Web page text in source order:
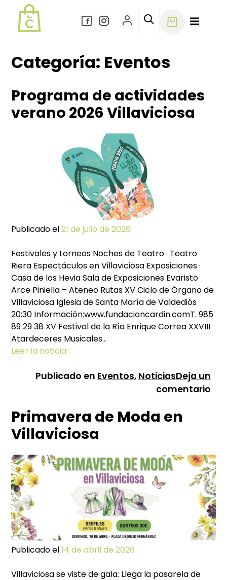
contenido
Categoría: Eventos
Programa de actividades
verano 2026 Villaviciosa
Publicado el21 de julio de 2026
Festivales y torneos Noches de Teatro · Teatro
Riera Espectáculos en Villaviciosa Exposiciones ·
Casa de los Hevia Sala de Exposiciones Evaristo
Arce Piniella – Ateneo Rutas XV Ciclo de Órgano de
Villaviciosa Iglesia de Santa María de Valdediós
20:30 Información:www.fundacioncardin.comT. 985
89 29 38 XV Festival de la Ría Enrique Correa XXVIII
Atardeceres Musicales…
Leer la noticia
Publicado en Eventos, NoticiasDeja un
comentarioen
Primavera de Moda en
Villaviciosa
Publicado el14 de abril de 2026
Villaviciosa se viste de gala: Llega la pasarela de